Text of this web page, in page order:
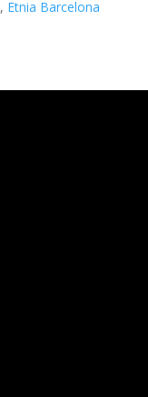
, Etnia Barcelona